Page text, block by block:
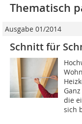
Thematisch
Ausgabe 01/2014
Schnitt für
die
sich